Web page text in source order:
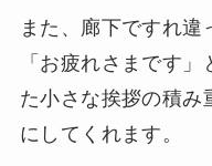
また、廊下ですれ違
「お疲れさまです
た小さな挨拶の積み
にしてくれます。